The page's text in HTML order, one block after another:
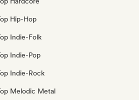
Hip-Hop
Indie-Folk
Indie-Pop
Indie-Rock
Melodic Metal